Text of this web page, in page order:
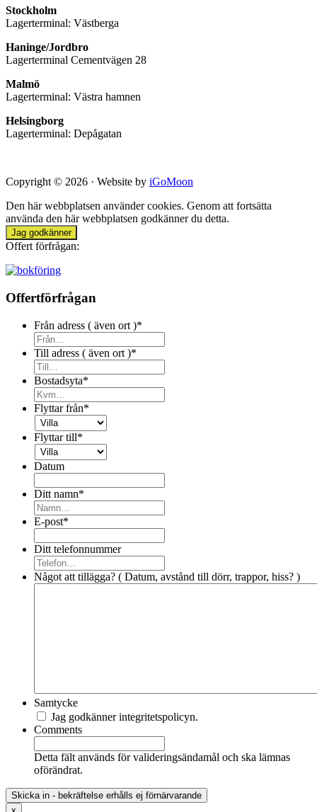
Stockholm
Lagerterminal: Västberga
Haninge/Jordbro
Lagerterminal Cementvägen 28
Malmö
Lagerterminal: Västra hamnen
Helsingborg
Lagerterminal: Depågatan
Copyright © 2026 · Website by iGoMoon
Den här webbplatsen använder cookies. Genom att fortsätta
använda den här webbplatsen godkänner du detta.
Jag godkänner
Offert förfrågan:
Offertförfrågan
Från adress ( även ort )*
Till adress ( även ort )*
Bostadsyta*
Flyttar från*
Flyttar till*
Datum
Ditt namn*
E-post*
Ditt telefonnummer
Något att tillägga? ( Datum, avstånd till dörr, trappor, hiss? )
Samtycke
Jag godkänner integritetspolicyn.
Comments
Detta fält används för valideringsändamål och ska lämnas
oförändrat.